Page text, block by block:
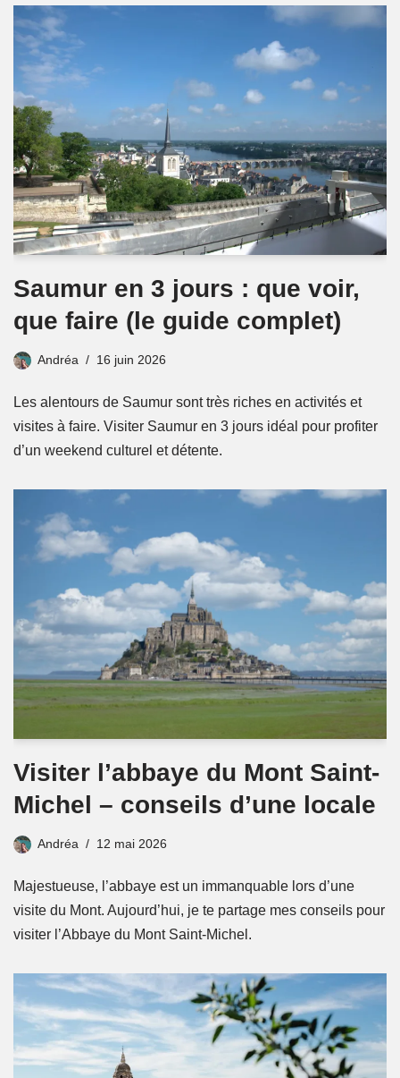
Saumur en 3 jours : que voir,
que faire (le guide complet)
Andréa 16 juin 2026
Les alentours de Saumur sont très riches en activités et
visites à faire. Visiter Saumur en 3 jours idéal pour profiter
d’un weekend culturel et détente.
Visiter l’abbaye du Mont Saint-
Michel – conseils d’une locale
Andréa 12 mai 2026
Majestueuse, l’abbaye est un immanquable lors d’une
visite du Mont. Aujourd’hui, je te partage mes conseils pour
visiter l’Abbaye du Mont Saint-Michel.